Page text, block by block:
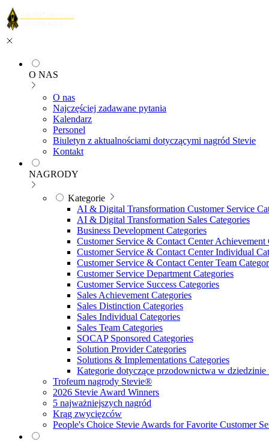
O NAS
O nas
Najczęściej zadawane pytania
Kalendarz
Personel
Biuletyn z aktualnościami dotyczącymi nagród Stevie
Kontakt
NAGRODY
Kategorie
AI & Digital Transformation Customer Service
AI & Digital Transformation Sales Categories
Business Development Categories
Customer Service & Contact Center Achievement
Customer Service & Contact Center Individual
Customer Service & Contact Center Team
Customer Service Department Categories
Customer Service Success Categories
Sales Achievement Categories
Sales Distinction Categories
Sales Individual Categories
Sales Team Categories
SOCAP Sponsored Categories
Solution Provider Categories
Solutions & Implementations Categories
Kategorie dotyczące przodownictwa w dziedzinie
Trofeum nagrody Stevie®
2026 Stevie Award Winners
5 najważniejszych nagród
Krąg zwycięzców
People's Choice Stevie Awards for Favorite Customer